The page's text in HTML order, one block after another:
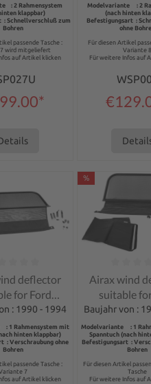
Cabrio
: 2 Rahmensystem
klappbar)
: Schnellverschluß zum
Bohren
passende Tasche :
wird mitgeliefert
auf Artikel klicken
Modelvariante : 2
(nach hinten
Befestigungsart :
ohne
Für diesen Artikel
Variante 8
Für weitere Infos auf
of 0 out of 5 stars
deflector
for Ford
Capri
: 1990 - 1994
1 Rahmensystem mit
hinten klappbar)
: Verschraubung ohne
Bohren
passende Tasche :
7
auf Artikel klicken
%
Average
Airax wind
suitable
Mercury
Baujahr von :
Modelvariante : 1
Spanntuch (nach
Befestigungsart :
Bohren
Für diesen Artikel
Tasche
Für weitere Infos auf